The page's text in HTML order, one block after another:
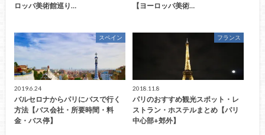
ロッパ美術館巡り…
【ヨーロッパ美術…
スペイン
2019.6.24
バルセロナからパリにバスで行く
方法【バス会社・所要時間・料
金・バス停】
フランス
2018.11.8
パリのおすすめ観光スポット・レ
ストラン・ホステルまとめ【パリ
中心部+郊外】